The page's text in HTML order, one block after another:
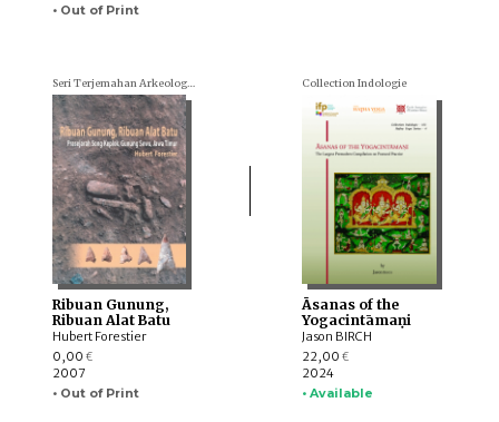
• Out of Print
Seri Terjemahan Arkeologi (Archaeological translations)
Ribuan Gunung,
Ribuan Alat Batu
Hubert Forestier
0,00 €
2007
• Out of Print
Collection Indologie
Āsanas of the
Yogacintāmaṇi
Jason BIRCH
22,00 €
2024
• Available